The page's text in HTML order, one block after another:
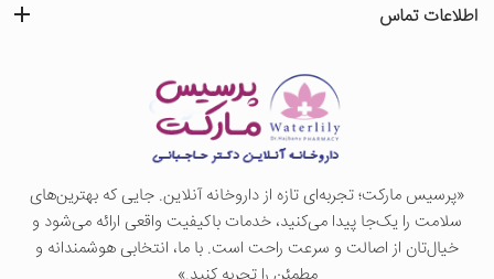
«پرسيس ماركت؛ تجربه‌ای تازه از داروخانه آنلاین. جایی که بهترین‌های
سلامت را یک‌جا پیدا می‌کنید، خدمات باکیفیت واقعی ارائه می‌شود و
خیال‌تان از اصالت و سرعت راحت است. با ما، انتخابی هوشمندانه و
اطلاعات تماس